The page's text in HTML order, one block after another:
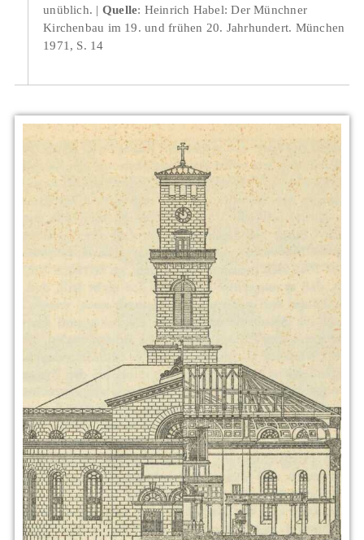
unüblich.
Quelle: Heinrich Habel: Der Münchner
Kirchenbau im 19. und frühen 20. Jahrhundert. München
1971, S. 14